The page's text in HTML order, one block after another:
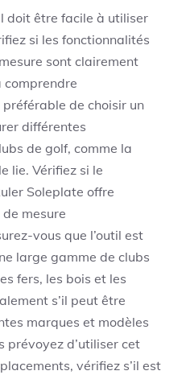
doit être facile à utiliser
si les fonctionnalités
sont clairement
comprendre
préférable de choisir un
différentes
de golf, comme la
lie. Vérifiez si le
Soleplate offre
mesure
vous que l’outil est
large gamme de clubs
fers, les bois et les
s’il peut être
marques et modèles
prévoyez d’utiliser cet
vérifiez s’il est